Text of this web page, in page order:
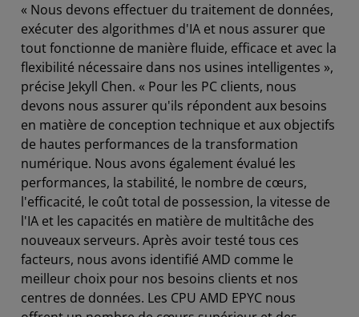
« Nous devons effectuer du traitement de données,
exécuter des algorithmes d'IA et nous assurer que
tout fonctionne de manière fluide, efficace et avec la
flexibilité nécessaire dans nos usines intelligentes »,
précise Jekyll Chen. « Pour les PC clients, nous
devons nous assurer qu'ils répondent aux besoins
en matière de conception technique et aux objectifs
de hautes performances de la transformation
numérique. Nous avons également évalué les
performances, la stabilité, le nombre de cœurs,
l'efficacité, le coût total de possession, la vitesse de
l'IA et les capacités en matière de multitâche des
nouveaux serveurs. Après avoir testé tous ces
facteurs, nous avons identifié AMD comme le
meilleur choix pour nos besoins clients et nos
centres de données. Les CPU AMD EPYC nous